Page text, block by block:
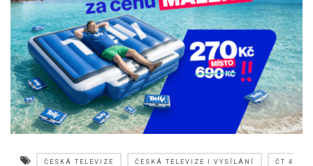
ČESKÁ TELEVIZE ČESKÁ TELEVIZE I VYSÍLÁNÍ ČT 4